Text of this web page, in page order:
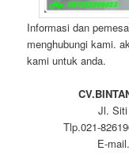
Informasi dan
menghubungi kami.
kami untuk anda.
Jl.
Tlp.021-
E-